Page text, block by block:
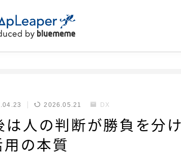
2026.05.21 DX
は人の判断が勝負を分
用の本質